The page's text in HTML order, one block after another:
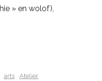
» en wolof),
arts
Atelier